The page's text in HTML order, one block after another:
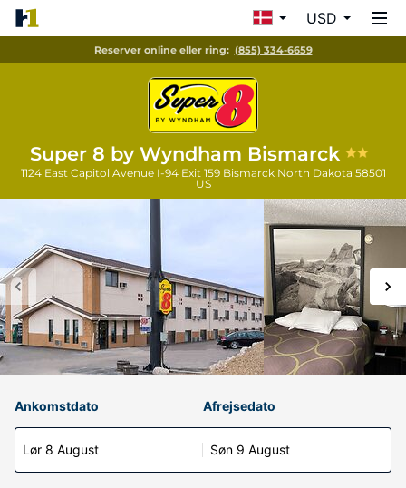
USD
Reserver online eller ring: (855) 334-6659
Super 8 by Wyndham Bismarck
1124 East Capitol Avenue I-94 Exit 159 Bismarck North Dakota 58501
US
Ankomstdato
Lør 8 August
Afrejsedato
Søn 9 August